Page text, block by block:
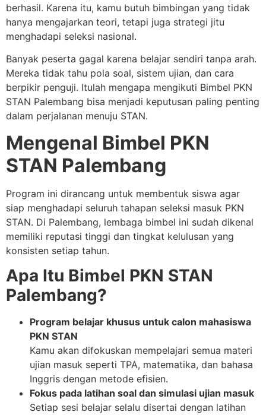
berhasil. Karena itu, kamu butuh bimbingan yang tidak
hanya mengajarkan teori, tetapi juga strategi jitu
menghadapi seleksi nasional.
Banyak peserta gagal karena belajar sendiri tanpa arah.
Mereka tidak tahu pola soal, sistem ujian, dan cara
berpikir penguji. Itulah mengapa mengikuti Bimbel PKN
STAN Palembang bisa menjadi keputusan paling penting
dalam perjalanan menuju STAN.
Mengenal Bimbel PKN
STAN Palembang
Program ini dirancang untuk membentuk siswa agar
siap menghadapi seluruh tahapan seleksi masuk PKN
STAN. Di Palembang, lembaga bimbel ini sudah dikenal
memiliki reputasi tinggi dan tingkat kelulusan yang
konsisten setiap tahun.
Apa Itu Bimbel PKN STAN
Palembang?
Program belajar khusus untuk calon mahasiswa
PKN STAN
Kamu akan difokuskan mempelajari semua materi
ujian masuk seperti TPA, matematika, dan bahasa
Inggris dengan metode efisien.
Fokus pada latihan soal dan simulasi ujian masuk
Setiap sesi belajar selalu disertai dengan latihan